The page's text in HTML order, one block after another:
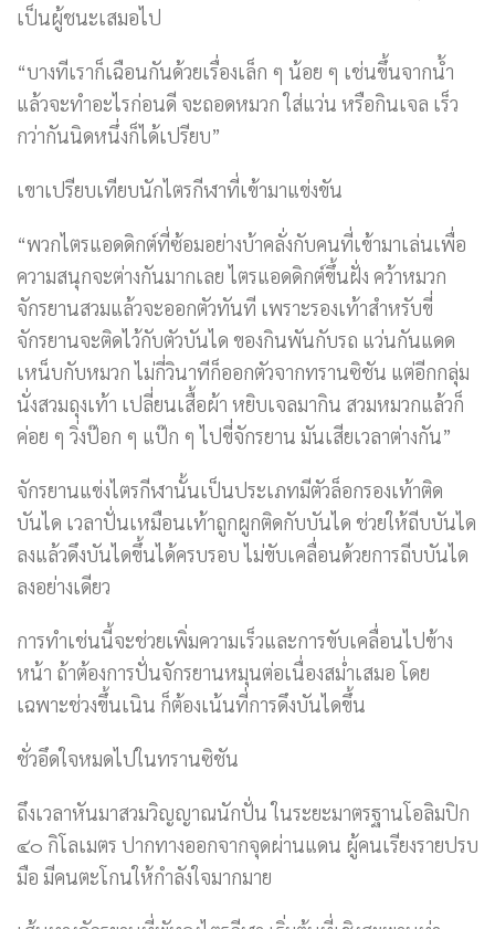
เป็นผู้ชนะเสมอไป
“บางทีเราก็เฉือนกันด้วยเรื่องเล็ก ๆ น้อย ๆ เช่นขึ้นจากน้ำ
แล้วจะทำอะไรก่อนดี จะถอดหมวก ใส่แว่น หรือกินเจล เร็ว
กว่ากันนิดหนึ่งก็ได้เปรียบ”
เขาเปรียบเทียบนักไตรกีฬาที่เข้ามาแข่งขัน
“พวกไตรแอดดิกต์ที่ซ้อมอย่างบ้าคลั่งกับคนที่เข้ามาเล่นเพื่อ
ความสนุกจะต่างกันมากเลย ไตรแอดดิกต์ขึ้นฝั่ง คว้าหมวก
จักรยานสวมแล้วจะออกตัวทันที เพราะรองเท้าสำหรับขี่
จักรยานจะติดไว้กับตัวบันได ของกินพันกับรถ แว่นกันแดด
เหน็บกับหมวก ไม่กี่วินาทีก็ออกตัวจากทรานซิชัน แต่อีกกลุ่ม
นั่งสวมถุงเท้า เปลี่ยนเสื้อผ้า หยิบเจลมากิน สวมหมวกแล้วก็
ค่อย ๆ วิ่งป๊อก ๆ แป๊ก ๆ ไปขี่จักรยาน มันเสียเวลาต่างกัน”
จักรยานแข่งไตรกีฬานั้นเป็นประเภทมีตัวล็อกรองเท้าติด
บันได เวลาปั่นเหมือนเท้าถูกผูกติดกับบันได ช่วยให้ถีบบันได
ลงแล้วดึงบันไดขึ้นได้ครบรอบ ไม่ขับเคลื่อนด้วยการถีบบันได
ลงอย่างเดียว
การทำเช่นนี้จะช่วยเพิ่มความเร็วและการขับเคลื่อนไปข้าง
หน้า ถ้าต้องการปั่นจักรยานหมุนต่อเนื่องสม่ำเสมอ โดย
เฉพาะช่วงขึ้นเนิน ก็ต้องเน้นที่การดึงบันไดขึ้น
ชั่วอึดใจหมดไปในทรานซิชัน
ถึงเวลาหันมาสวมวิญญาณนักปั่น ในระยะมาตรฐานโอลิมปิก
๔๐ กิโลเมตร ปากทางออกจากจุดผ่านแดน ผู้คนเรียงรายปรบ
มือ มีคนตะโกนให้กำลังใจมากมาย